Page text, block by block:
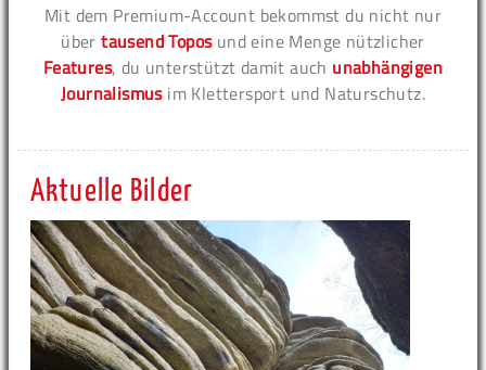
Mit dem Premium-Account bekommst du nicht nur
übertausend Toposund eine Menge nützlicher
Features, du unterstützt damit auch unabhängigen
Journalismusim Klettersport und Naturschutz.
Aktuelle Bilder